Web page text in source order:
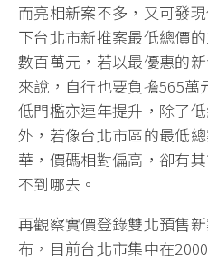
而亮相新案不多，又可發
下台北市新推案最低總價
數百萬元，若以最優惠的
來說，自行也要負擔565
低門檻亦連年提升，除了
外，若像台北市區的最低
華，價碼相對偏高，卻有
不到哪去。
再觀察實價登錄雙北預售
布，目前台北市集中在